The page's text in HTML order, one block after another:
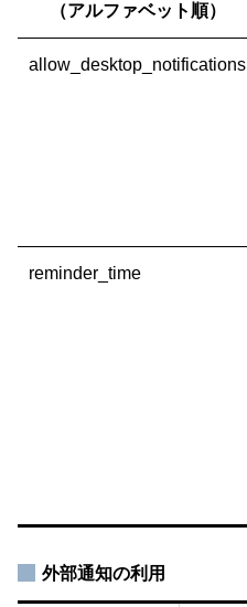
（アルファベット順）
allow_desktop_notifications
reminder_time
外部通知の利用